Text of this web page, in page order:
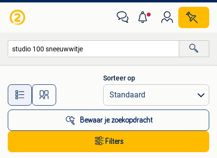
Alle afstanden…
Sorteer op
Bewaar je zoekopdracht
Filters